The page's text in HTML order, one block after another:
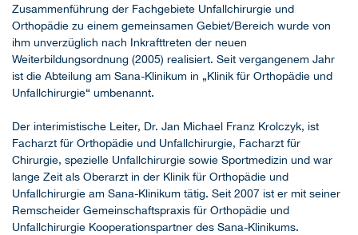
Zusammenführung der Fachgebiete Unfallchirurgie und
Orthopädie zu einem gemeinsamen Gebiet/Bereich wurde von
ihm unverzüglich nach Inkrafttreten der neuen
Weiterbildungsordnung (2005) realisiert. Seit vergangenem Jahr
ist die Abteilung am Sana-Klinikum in „Klinik für Orthopädie und
Unfallchirurgie“ umbenannt.
Der interimistische Leiter, Dr. Jan Michael Franz Krolczyk, ist
Facharzt für Orthopädie und Unfallchirurgie, Facharzt für
Chirurgie, spezielle Unfallchirurgie sowie Sportmedizin und war
lange Zeit als Oberarzt in der Klinik für Orthopädie und
Unfallchirurgie am Sana-Klinikum tätig. Seit 2007 ist er mit seiner
Remscheider Gemeinschaftspraxis für Orthopädie und
Unfallchirurgie Kooperationspartner des Sana-Klinikums.